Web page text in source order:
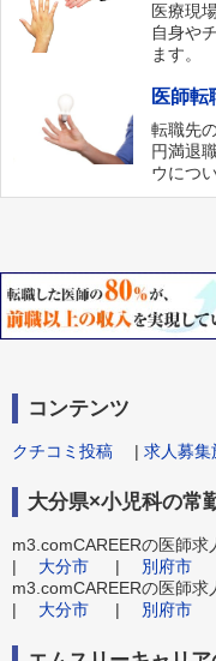
医療現
自身や
ます。
医師転
転職先
円満退
ウにつ
コンテンツ
クチコミ投稿 | 求人募集
大分県×小児科の常
m3.comCAREERの医師求
| 大分市 | 別府市
m3.comCAREERの医師求
| 大分市 | 別府市